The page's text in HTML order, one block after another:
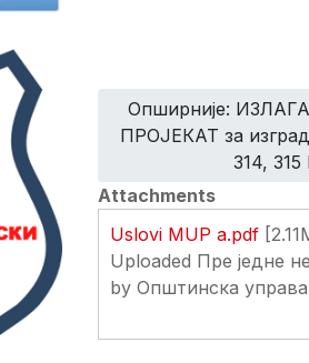
Опширније:
ПРОЈЕКАТ за
314,
Attachments
Uslovi MUP a.pdf
Uploaded Пре једне
by Општинска